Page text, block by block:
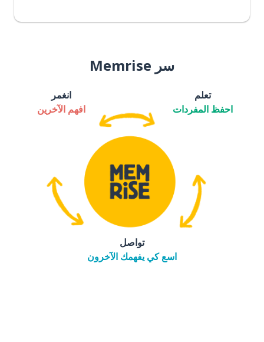
سر Memrise
تعلم
احفظ المفردات
انغمر
افهم الآخرين
تواصل
اسع كي يفهمك الآخرون